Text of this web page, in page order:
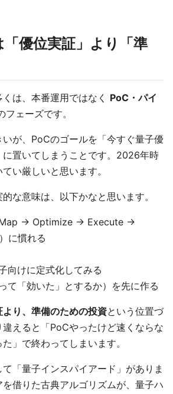
優位実証」より「準
は、本番運用ではなく PoC・パイ
フェーズです。
いが、PoCのゴールを「今すぐ量子優
置いてしまうことです。2026年時
い厳しいと思います。
な意味は、以下かなと思います。
Map → Optimize → Execute →
に慣れる
向けに定式化してみる
て「効いた」とするか）を先に作る
より、準備のための投資という位置づ
えると「PoCやったけど速くならな
」で終わってしまいます。
「量子インスパイアード」がありま
借りた古典アルゴリズムが、量子ハ